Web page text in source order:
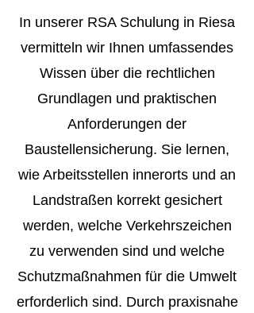
In unserer RSA Schulung in Riesa
vermitteln wir Ihnen umfassendes
Wissen über die rechtlichen
Grundlagen und praktischen
Anforderungen der
Baustellensicherung. Sie lernen,
wie Arbeitsstellen innerorts und an
Landstraßen korrekt gesichert
werden, welche Verkehrszeichen
zu verwenden sind und welche
Schutzmaßnahmen für die Umwelt
erforderlich sind. Durch praxisnahe